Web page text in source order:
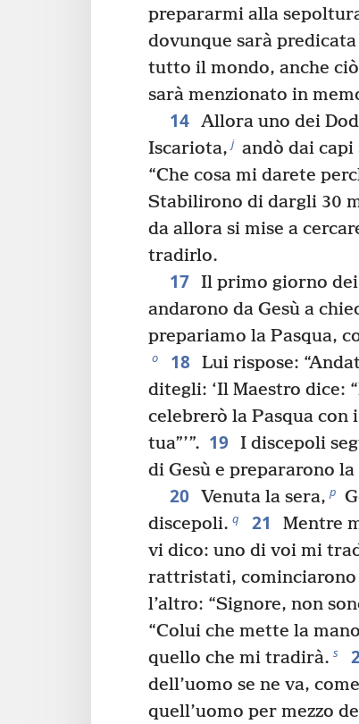
prepararmi alla
dovunque sarà
tutto il mondo, anche
sarà menzionato in
14 Allora uno dei
Iscariota, j andò dai
“Che cosa mi darete
Stabilirono di dargli 30
da allora si mise a
tradirlo.
17 Il primo giorno
andarono da Gesù a
prepariamo la Pasqua,
o 18 Lui rispose:
ditegli: ‘Il Maestro dice:
celebrerò la Pasqua con
tua”’”. 19 I discepoli
di Gesù e prepararono la
20 Venuta la sera, p
discepoli. q 21
Mentre
vi dico: uno di voi mi
rattristati, cominciarono
l’altro: “Signore, non
“Colui che mette la
quello che mi tradirà. s
dell’uomo se ne va,
quell’uomo per mezzo